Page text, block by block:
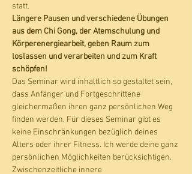
statt.
Längere Pausen und verschiedene Übungen
aus dem Chi Gong, der Atemschulung und
Körperenergiearbeit, geben Raum zum
loslassen und verarbeiten und zum Kraft
schöpfen!
Das Seminar wird inhaltlich so gestaltet sein,
dass Anfänger und Fortgeschrittene
gleichermaßen ihren ganz persönlichen Weg
finden werden. Für dieses Seminar gibt es
keine Einschränkungen bezüglich deines
Alters oder ihrer Fitness. Ich werde deine ganz
persönlichen Möglichkeiten berücksichtigen.
Zwischenzeitliche innere